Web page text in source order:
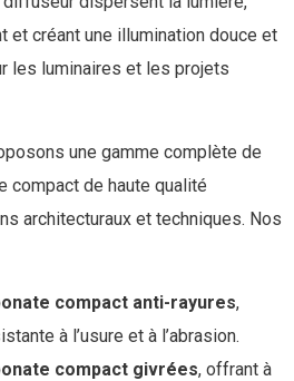
et créant une illumination douce et
les luminaires et les projets
une gamme complète de
compact de haute qualité
architecturaux et techniques. Nos
compact anti-rayures,
à l’usure et à l’abrasion.
compact givrées, offrant à